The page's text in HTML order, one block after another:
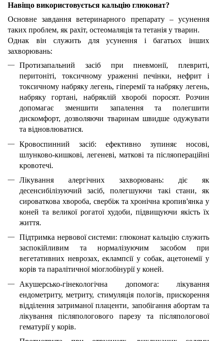
Навіщо використовується кальцію глюконат?
Основне завдання ветеринарного препарату – усунення
таких проблем, як рахіт, остеомаляція та тетанія у тварин.
Однак він служить для усунення і багатьох інших
захворювань:
Протизапальний засіб при пневмонії, плевриті,
перитоніті, токсичному ураженні печінки, нефрит і
токсичному набряку легень, гіперемії та набряку легень,
набряку гортані, набряклій хворобі поросят. Розчин
допомагає зменшити запалення та полегшити
дискомфорт, дозволяючи тваринам швидше одужувати
та відновлюватися.
Кровоспинний засіб: ефективно зупиняє носові,
шлунково-кишкові, легеневі, маткові та післяопераційні
кровотечі.
Лікування алергічних захворювань: діє як
десенсибілізуючий засіб, полегшуючи такі стани, як
сироваткова хвороба, свербіж та хронічна кропив'янка у
коней та великої рогатої худоби, підвищуючи якість їх
життя.
Підтримка нервової системи: глюконат кальцію служить
заспокійливим та нормалізуючим засобом при
вегетативних неврозах, еклампсії у собак, ацетонемії у
корів та паралітичної міоглобінурії у коней.
Акушерсько-гінекологічна допомога: лікування
ендометриту, метриту, стимуляція пологів, прискорення
відділення затриманої плаценти, запобігання абортам та
лікування післяпологового парезу та післяпологової
гематурії у корів.